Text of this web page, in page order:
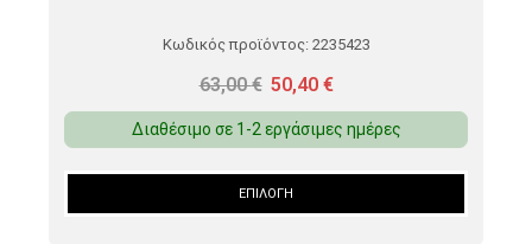
Κωδικός προϊόντος: 2235415
63,00€ 50,40 €
Διαθέσιμο σε 1-2 εργάσιμες ημέρες
ΕΠΙΛΟΓΉ